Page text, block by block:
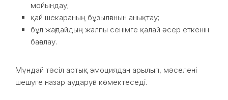
мойындау;
қай шекараның бұзылғанын анықтау;
бұл жағдайдың жалпы сенімге қалай әсер еткенін
бағалау.
Мұндай тәсіл артық эмоциядан арылып, мәселені
шешуге назар аударуға көмектеседі.